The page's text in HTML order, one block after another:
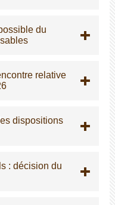
du
relative
dispositions
: décision du